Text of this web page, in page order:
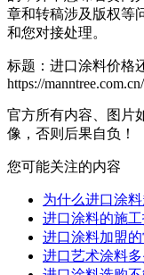
章和转稿涉及版权等
和您对接处理。
标题：进口涂料价格
https://
官方所有内容、图片
像，否则后果自负！
您可能关注的内容
为什么进口涂
进口涂料的施
进口涂料加盟
进口艺术涂料